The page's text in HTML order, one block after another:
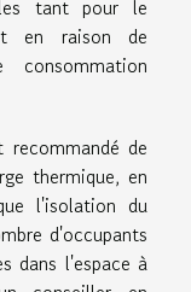
tant pour le
en raison de
de
thermique, en
l'isolation du
d'occupants
dans l'espace à